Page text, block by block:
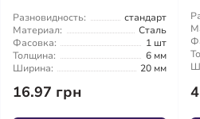
Разновидность:
стандарт
Материал:
Сталь
Фасовка:
1 шт
Толщина:
6 мм
Ширина:
20 мм
16.97 грн